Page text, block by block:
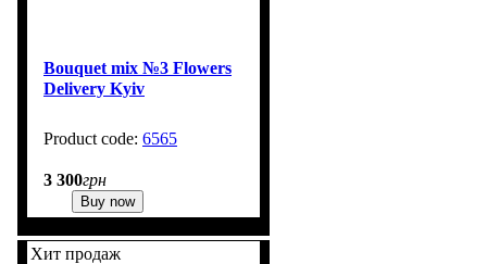
Bouquet mix №3 Flowers
Delivery Kyiv
6565
3 300грн
Buy now
Хит продаж